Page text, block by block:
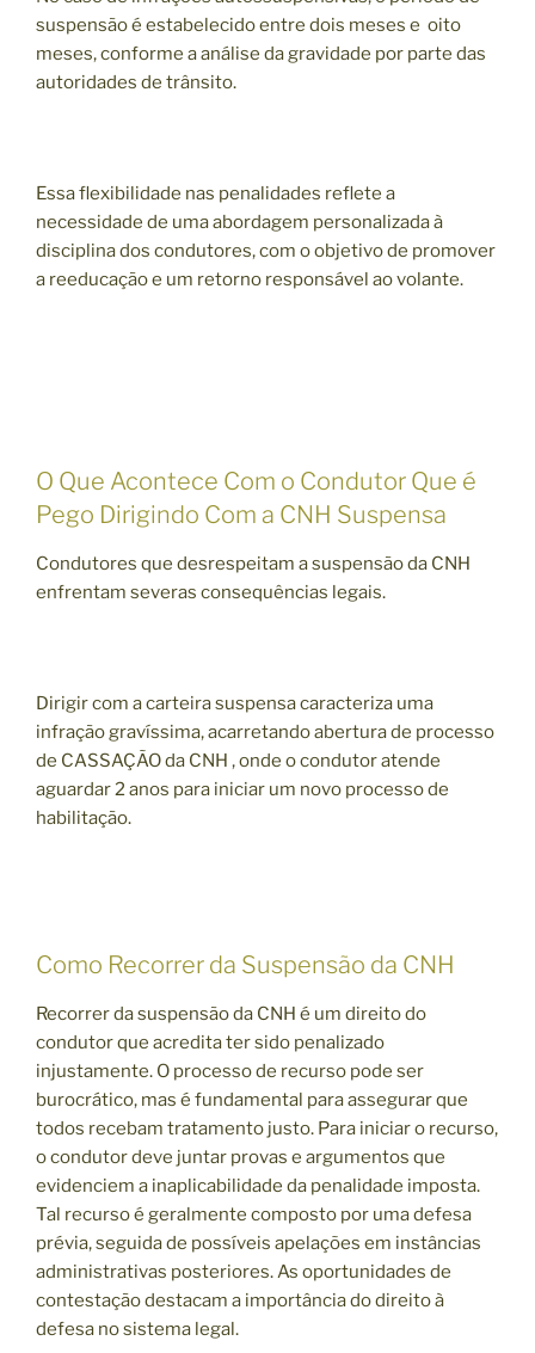
suspensão é estabelecido entre dois meses e oito
meses, conforme a análise da gravidade por parte das
autoridades de trânsito.
Essa flexibilidade nas penalidades reflete a
necessidade de uma abordagem personalizada à
disciplina dos condutores, com o objetivo de promover
a reeducação e um retorno responsável ao volante.
O Que Acontece Com o Condutor Que é
Pego Dirigindo Com a CNH Suspensa
Condutores que desrespeitam a suspensão da CNH
enfrentam severas consequências legais.
Dirigir com a carteira suspensa caracteriza uma
infração gravíssima, acarretando abertura de processo
de CASSAÇÃO da CNH , onde o condutor atende
aguardar 2 anos para iniciar um novo processo de
habilitação.
Como Recorrer da Suspensão da CNH
Recorrer da suspensão da CNH é um direito do
condutor que acredita ter sido penalizado
injustamente. O processo de recurso pode ser
burocrático, mas é fundamental para assegurar que
todos recebam tratamento justo. Para iniciar o recurso,
o condutor deve juntar provas e argumentos que
evidenciem a inaplicabilidade da penalidade imposta.
Tal recurso é geralmente composto por uma defesa
prévia, seguida de possíveis apelações em instâncias
administrativas posteriores. As oportunidades de
contestação destacam a importância do direito à
defesa no sistema legal.